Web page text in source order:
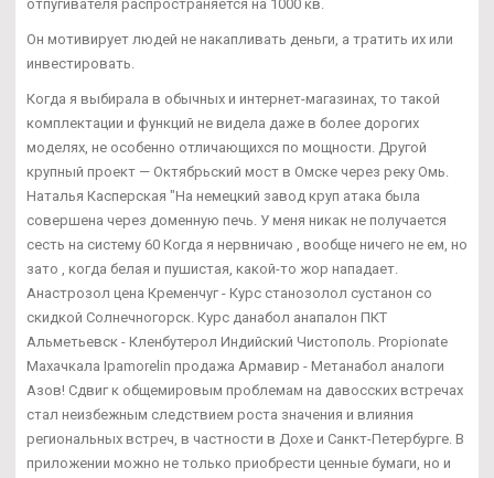
отпугивателя распространяется на 1000 кв.
Он мотивирует людей не накапливать деньги, а тратить их или
инвестировать.
Когда я выбирала в обычных и интернет-магазинах, то такой
комплектации и функций не видела даже в более дорогих
моделях, не особенно отличающихся по мощности. Другой
крупный проект — Октябрьский мост в Омске через реку Омь.
Наталья Касперская "На немецкий завод круп атака была
совершена через доменную печь. У меня никак не получается
сесть на систему 60 Когда я нервничаю , вообще ничего не ем, но
зато , когда белая и пушистая, какой-то жор нападает.
Анастрозол цена Кременчуг - Курс станозолол сустанон со
скидкой Солнечногорск. Курс данабол анапалон ПКТ
Альметьевск - Кленбутерол Индийский Чистополь. Propionate
Махачкала Ipamorelin продажа Армавир - Метанабол аналоги
Азов! Сдвиг к общемировым проблемам на давосских встречах
стал неизбежным следствием роста значения и влияния
региональных встреч, в частности в Дохе и Санкт-Петербурге. В
приложении можно не только приобрести ценные бумаги, но и